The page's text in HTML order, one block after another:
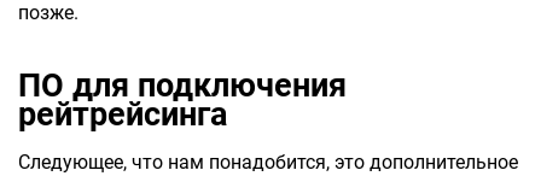
позже.
ПО для подключения
рейтрейсинга
Следующее, что нам понадобится, это дополнительное